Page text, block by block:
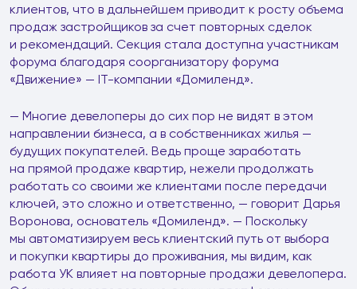
клиентов, что в дальнейшем приводит к росту объема
продаж застройщиков за счет повторных сделок
и рекомендаций. Секция стала доступна участникам
форума благодаря соорганизатору форума
«Движение» — IT-компании «Домиленд».
— Многие девелоперы до сих пор не видят в этом
направлении бизнеса, а в собственниках жилья —
будущих покупателей. Ведь проще заработать
на прямой продаже квартир, нежели продолжать
работать со своими же клиентами после передачи
ключей, это сложно и ответственно, — говорит Дарья
Воронова, основатель «Домиленд». — Поскольку
мы автоматизируем весь клиентский путь от выбора
и покупки квартиры до проживания, мы видим, как
работа УК влияет на повторные продажи девелопера.